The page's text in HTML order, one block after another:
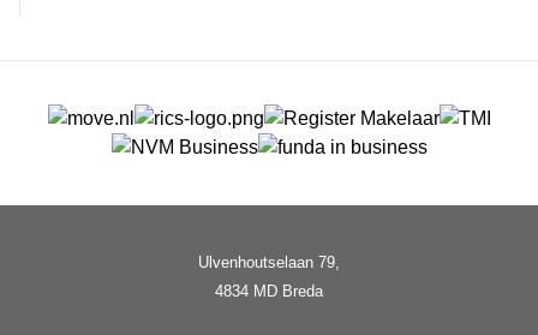
Ulvenhoutselaan 79,
4834 MD Breda